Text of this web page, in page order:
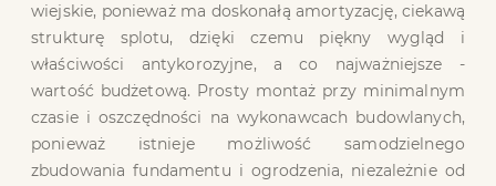
wiejskie, ponieważ ma doskonałą amortyzację, ciekawą
strukturę splotu, dzięki czemu piękny wygląd i
właściwości antykorozyjne, a co najważniejsze -
wartość budżetową. Prosty montaż przy minimalnym
czasie i oszczędności na wykonawcach budowlanych,
ponieważ istnieje możliwość samodzielnego
zbudowania fundamentu i ogrodzenia, niezależnie od